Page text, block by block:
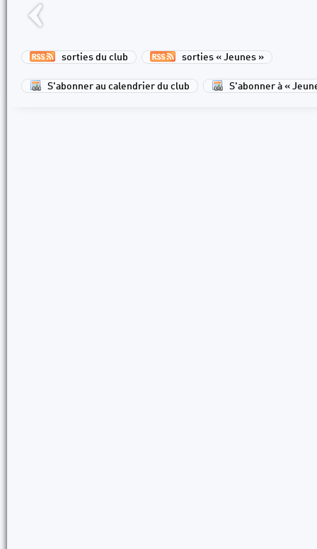
sorties du club sorties « Jeunes »
S'abonner au calendrier du club S'abonner à «